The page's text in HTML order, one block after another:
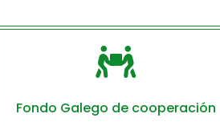

Fondo Galego de cooperación